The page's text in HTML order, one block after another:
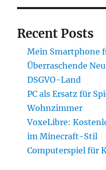
Recent Posts
Mein Smartphone
Überraschende
DSGVO-Land
PC als Ersatz für
Wohnzimmer
VoxeLibre:
im Minecraft-Stil
Computerspiel für